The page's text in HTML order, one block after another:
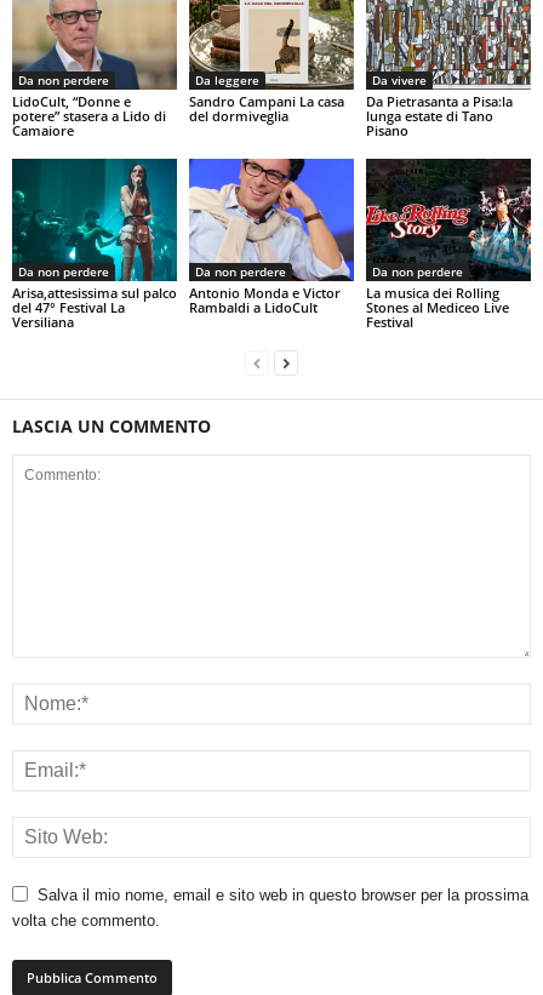
Da non perdere
LidoCult, “Donne e
potere” stasera a Lido di
Camaiore
Da leggere
Sandro Campani La casa
del dormiveglia
Da vivere
Da Pietrasanta a Pisa:la
lunga estate di Tano
Pisano
Da non perdere
Arisa,attesissima sul palco
del 47° Festival La
Versiliana
Da non perdere
Antonio Monda e Victor
Rambaldi a LidoCult
Da non perdere
La musica dei Rolling
Stones al Mediceo Live
Festival
LASCIA UN COMMENTO
Salva il mio nome, email e sito web in questo browser per la prossima
volta che commento.